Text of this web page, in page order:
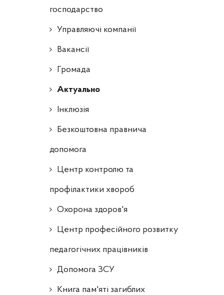
господарство
Управляючі компанії
Ваканcії
Громада
Актуально
Інклюзія
Безкоштовна правнича
допомога
Центр контролю та
профілактики хвороб
Охорона здоров'я
Центр професійного розвитку
педагогічних працівників
Допомога ЗСУ
Книга пам'яті загиблих